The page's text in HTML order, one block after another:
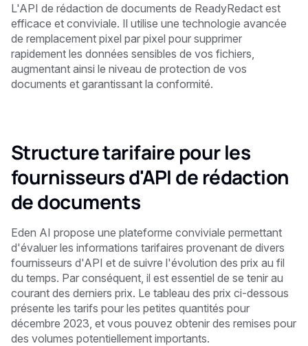
L'API de rédaction de documents de ReadyRedact est
efficace et conviviale. Il utilise une technologie avancée
de remplacement pixel par pixel pour supprimer
rapidement les données sensibles de vos fichiers,
augmentant ainsi le niveau de protection de vos
documents et garantissant la conformité.
Structure tarifaire pour les
fournisseurs d'API de rédaction
de documents
Eden AI propose une plateforme conviviale permettant
d'évaluer les informations tarifaires provenant de divers
fournisseurs d'API et de suivre l'évolution des prix au fil
du temps. Par conséquent, il est essentiel de se tenir au
courant des derniers prix. Le tableau des prix ci-dessous
présente les tarifs pour les petites quantités pour
décembre 2023, et vous pouvez obtenir des remises pour
des volumes potentiellement importants. ‍